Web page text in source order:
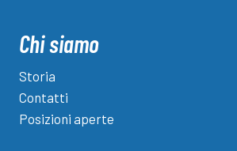
Chi siamo
Storia
Contatti
Posizioni aperte